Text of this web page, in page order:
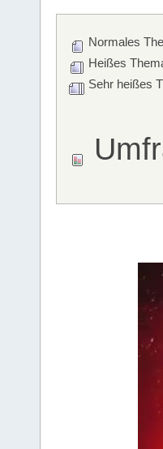
Normales
Heißes
Sehr heißes